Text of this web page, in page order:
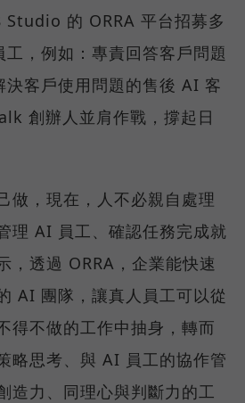
Studio 的 ORRA 平台招募多
，例如：專責回答客戶問題
客戶使用問題的售後 AI 客
創辦人並肩作戰，撐起日
做，現在，人不必親自處理
理 AI 員工、確認任務完成就
，透過 ORRA，企業能快速
AI 團隊，讓真人員工可以從
得不做的工作中抽身，轉而
略思考、與 AI 員工的協作管
造力、同理心與判斷力的工